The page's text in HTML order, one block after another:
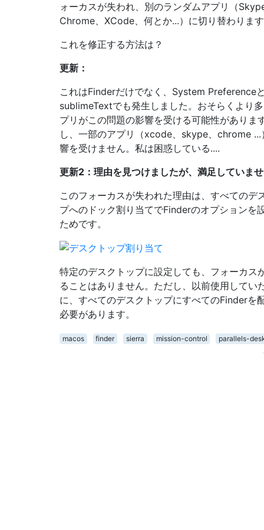
ォーカスが失われ、別のランダムアプリ（
Chrome、XCode、何とか...）に切り替わります
これを修正する方法は？
更新：
これはFinderだけでなく、System Preference
sublimeTextでも発生しました。おそらくより
プリがこの問題の影響を受ける可能性がありま
し、一部のアプリ（xcode、skype、chrome ...
響を受けません。私は困惑している....
更新2：理由を見つけましたが、満足していま
このフォーカスが失われた理由は、すべてのデ
プへのドック割り当てでFinderのオプションを
ためです。
特定のデスクトップに設定しても、フォーカス
ることはありません。ただし、以前使用してい
に、すべてのデスクトップにすべてのFinderを
必要があります。
macos finder sierra mission-control
parallels-